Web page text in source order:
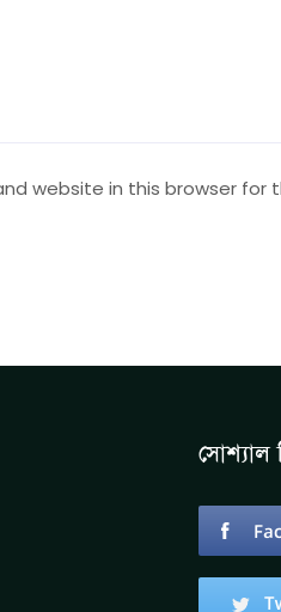
website in this browser
সোশ্যাল